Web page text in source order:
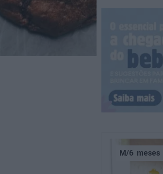
M/6 meses